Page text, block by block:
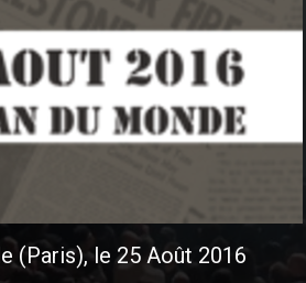
(Paris), le 25 Août 2016